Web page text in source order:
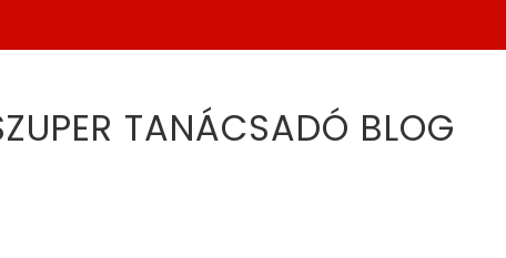
TANÁCSADÓ BLOG